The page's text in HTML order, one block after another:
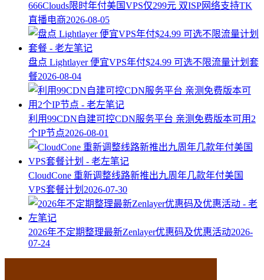
666Clouds限时年付美国VPS仅299元 双ISP网络支持TK
直播电商2026-08-05
盘点 Lightlayer 便宜VPS年付$24.99 可选不限流量计划套
餐2026-08-04
利用99CDN自建可控CDN服务平台 亲测免费版本可用2
个IP节点2026-08-01
CloudCone 重新调整线路新推出九周年几款年付美国
VPS套餐计划 2026-07-30
2026年不定期整理最新Zenlayer优惠码及优惠活动2026-
07-24